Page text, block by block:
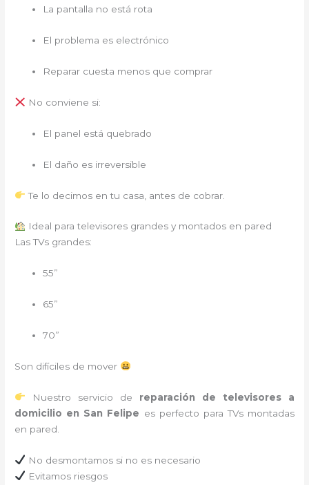
La pantalla no está rota
El problema es electrónico
Reparar cuesta menos que comprar
No conviene si:
El panel está quebrado
El daño es irreversible
Te lo decimos en tu casa, antes de cobrar.
Ideal para televisores grandes y montados en pared
Las TVs grandes:
55”
65”
70”
Son difíciles de mover
Nuestro servicio de reparación de televisores a
domicilio en San Felipe es perfecto para TVs montadas
en pared.
No desmontamos si no es necesario
Evitamos riesgos